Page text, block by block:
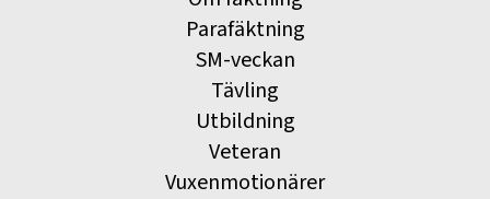
Parafäktning
SM-veckan
Tävling
Utbildning
Veteran
Vuxenmotionärer